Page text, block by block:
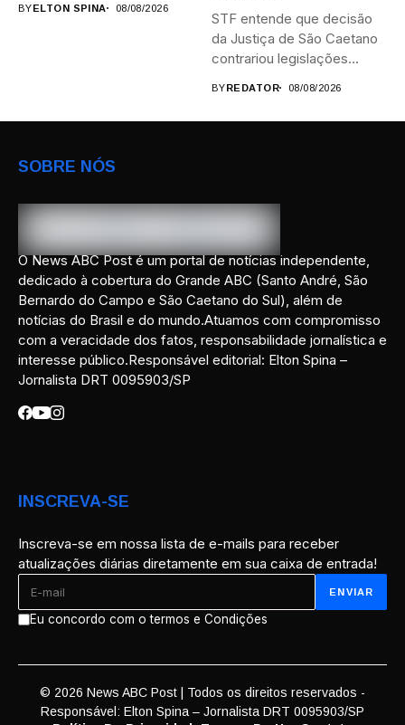
BYELTON SPINA 08/08/2026
STF entende que decisão
da Justiça de São Caetano
contrariou legislações
BYREDATOR 08/08/2026
SOBRE NÓS
O News ABC Post é um portal de notícias independente,
dedicado à cobertura do Grande ABC (Santo André, São
Bernardo do Campo e São Caetano do Sul), além de
notícias do Brasil e do mundo.Atuamos com compromisso
com a veracidade dos fatos, responsabilidade jornalística e
interesse público.Responsável editorial: Elton Spina –
Jornalista DRT 0095903/SP
INSCREVA-SE
Inscreva-se em nossa lista de e-mails para receber
atualizações diárias diretamente em sua caixa de entrada!
Eu concordo com o termos e Condições
© 2026 News ABC Post | Todos os direitos reservados -
Responsável: Elton Spina – Jornalista DRT 0095903/SP